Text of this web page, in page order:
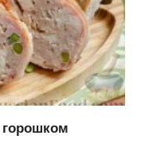
горошком